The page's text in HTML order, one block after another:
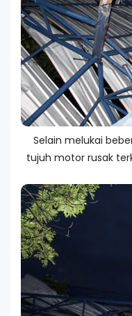
Selain melukai
tujuh motor rusak